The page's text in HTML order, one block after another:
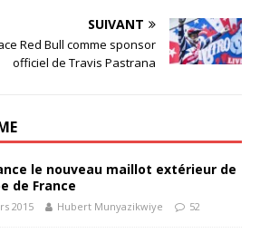
SUIVANT
Red Bull comme sponsor
officiel de Travis Pastrana
le nouveau maillot extérieur de
de France
2015 Hubert Munyazikwiye 52